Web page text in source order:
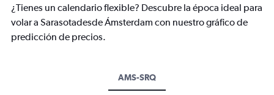
¿Tienes un calendario flexible? Descubre la época ideal para
volar a Sarasotadesde Ámsterdam con nuestro gráfico de
predicción de precios.
AMS-SRQ